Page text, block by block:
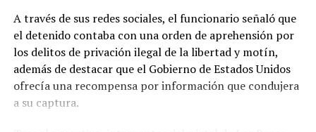
A través de sus redes sociales, el funcionario señaló que
el detenido contaba con una orden de aprehensión por
los delitos de privación ilegal de la libertad y motín,
además de destacar que el Gobierno de Estados Unidos
ofrecía una recompensa por información que condujera
a su captura.